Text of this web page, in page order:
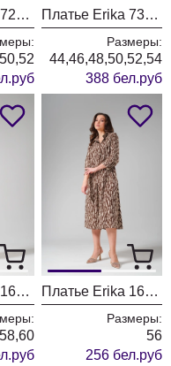
Платье Erika 7202-1 коричневый Платье Erika 7393 черный
Размеры:
44,46,48,50,52,54
388 бел.руб
Платье Erika 1621-1 коричневый Платье Erika 1621 коричневый
Размеры:
56
256 бел.руб